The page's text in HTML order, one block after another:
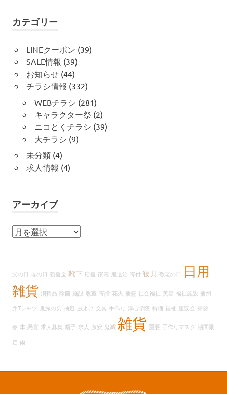
カテゴリー
LINEクーポン (39)
SALE情報 (39)
お知らせ(44)
チラシ情報 (332)
WEBチラシ (281)
キャラクター祭 (2)
ニコとくチラシ (39)
大チラシ (9)
未分類(4)
求人情報 (4)
アーカイブ
ア
ブ
父の日 母の日 義援金 靴下 応援 家電 鬼退治 寄付 寝具 敬老の日
日用
雑貨 消耗品 除菌 施設 教室 寄贈 花火 播盛 社会福祉 美容 福祉施設 播州
弁Tシャツ 鬼滅の刃 抽選 虫よけ 文具 手作り 淳心学院 特価 福祉 座談会 掃除
春 本 懸賞 求人募集 帽子 求人 激安 鬼滅 雑貨 重要 手作りマスク 期間限
定 雨